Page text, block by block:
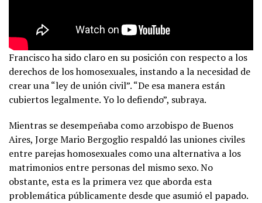
Francisco ha sido claro en su posición con respecto a los
derechos de los homosexuales, instando a la necesidad de
crear una “ley de unión civil”. “De esa manera están
cubiertos legalmente. Yo lo defiendo”, subraya.
Mientras se desempeñaba como arzobispo de Buenos
Aires, Jorge Mario Bergoglio respaldó las uniones civiles
entre parejas homosexuales como una alternativa a los
matrimonios entre personas del mismo sexo. No
obstante, esta es la primera vez que aborda esta
problemática públicamente desde que asumió el papado.